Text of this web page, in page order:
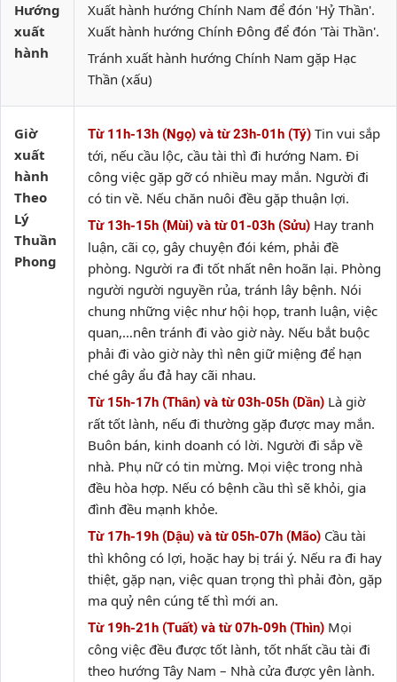
Hướng
xuất
hành
Xuất hành hướng Chính Nam để đón 'Hỷ Thần'.
Xuất hành hướng Chính Đông để đón 'Tài Thần'.
Tránh xuất hành hướng Chính Nam gặp Hạc
Thần (xấu)
Giờ
xuất
hành
Theo
Lý
Thuần
Phong
Từ 11h-13h (Ngọ) và từ 23h-01h (Tý) Tin vui sắp
tới, nếu cầu lộc, cầu tài thì đi hướng Nam. Đi
công việc gặp gỡ có nhiều may mắn. Người đi
có tin về. Nếu chăn nuôi đều gặp thuận lợi.
Từ 13h-15h (Mùi) và từ 01-03h (Sửu) Hay tranh
luận, cãi cọ, gây chuyện đói kém, phải đề
phòng. Người ra đi tốt nhất nên hoãn lại. Phòng
người người nguyền rủa, tránh lây bệnh. Nói
chung những việc như hội họp, tranh luận, việc
quan,…nên tránh đi vào giờ này. Nếu bắt buộc
phải đi vào giờ này thì nên giữ miệng để hạn
ché gây ẩu đả hay cãi nhau.
Từ 15h-17h (Thân) và từ 03h-05h (Dần) Là giờ
rất tốt lành, nếu đi thường gặp được may mắn.
Buôn bán, kinh doanh có lời. Người đi sắp về
nhà. Phụ nữ có tin mừng. Mọi việc trong nhà
đều hòa hợp. Nếu có bệnh cầu thì sẽ khỏi, gia
đình đều mạnh khỏe.
Từ 17h-19h (Dậu) và từ 05h-07h (Mão) Cầu tài
thì không có lợi, hoặc hay bị trái ý. Nếu ra đi hay
thiệt, gặp nạn, việc quan trọng thì phải đòn, gặp
ma quỷ nên cúng tế thì mới an.
Từ 19h-21h (Tuất) và từ 07h-09h (Thìn) Mọi
công việc đều được tốt lành, tốt nhất cầu tài đi
theo hướng Tây Nam – Nhà cửa được yên lành.